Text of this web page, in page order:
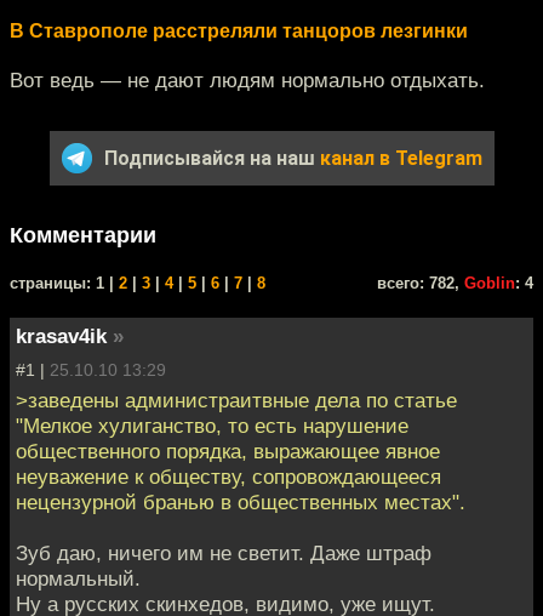
В Ставрополе расстреляли танцоров лезгинки
Вот ведь — не дают людям нормально отдыхать.
Подписывайся на наш канал в Telegram
Комментарии
cтраницы: 1 | 2 3 4| 5 6 7 8 всего: 782, Goblin: 4
krasav4ik »
#1 | 25.10.10 13:29
>заведены администраитвные дела по статье
"Мелкое хулиганство, то есть нарушение
общественного порядка, выражающее явное
неуважение к обществу, сопровождающееся
нецензурной бранью в общественных местах".
Зуб даю, ничего им не светит. Даже штраф
нормальный.
Ну а русских скинхедов, видимо, уже ищут.